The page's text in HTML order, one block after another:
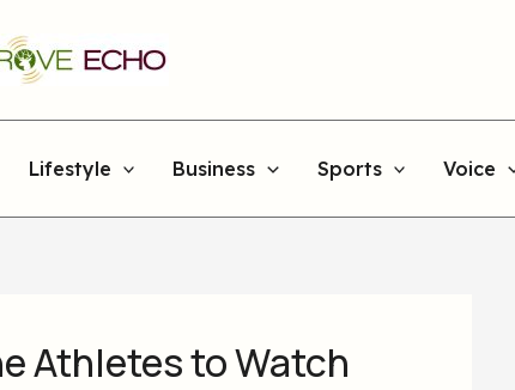
Lifestyle Business Sports Voice
Athletes to Watch